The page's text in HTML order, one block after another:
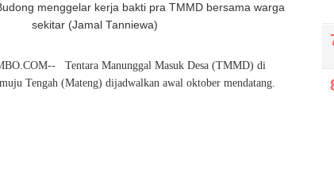
menggelar kerja bakti pra TMMD bersama warga
sekitar (Jamal Tanniewa)
Tentara Manunggal Masuk Desa (TMMD) di
Tengah (Mateng) dijadwalkan awal oktober mendatang.